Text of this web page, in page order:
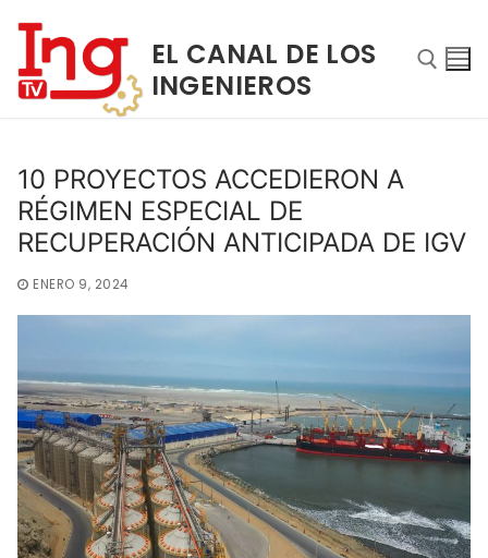
contenido
EL CANAL DE LOS
INGENIEROS
INICIO
NOSOTROS
PROGRAMAS
PUBLICACIONES
10 PROYECTOS ACCEDIERON A
RÉGIMEN ESPECIAL DE
RECUPERACIÓN ANTICIPADA DE IGV
ENERO 9, 2024